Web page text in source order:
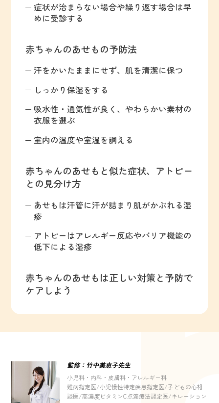
症状が治まらない場合や繰り返す場合は早
めに受診する
赤ちゃんのあせもの予防法
汗をかいたままにせず、肌を清潔に保つ
しっかり保湿をする
吸水性・通気性が良く、やわらかい素材の
衣服を選ぶ
室内の温度や室温を調える
赤ちゃんのあせもと似た症状、アトピー
との見分け方
あせもは汗管に汗が詰まり肌がかぶれる湿
疹
アトピーはアレルギー反応やバリア機能の
低下による湿疹
赤ちゃんのあせもは正しい対策と予防で
ケアしよう
監修：竹中美恵子先生
小児科・内科・皮膚科・アレルギー科
難病指定医/小児慢性特定疾患指定医/子どもの心相
談医/高濃度ビタミンC点滴療法認定医/キレーション